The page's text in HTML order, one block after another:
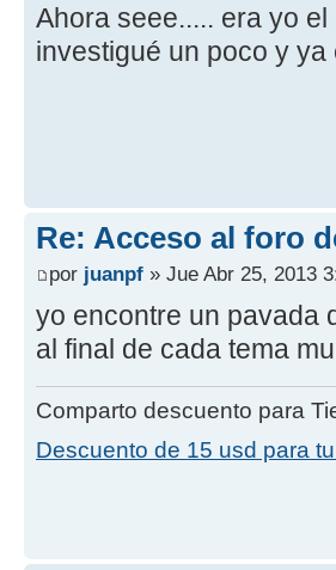
Ahora seee..... era yo
investigué un poco y
Re: Acceso al foro
por juanpf » Jue Abr 25, 2013
yo encontre un pavada
al final de cada tema
Comparto descuento para
Descuento de 15 usd para